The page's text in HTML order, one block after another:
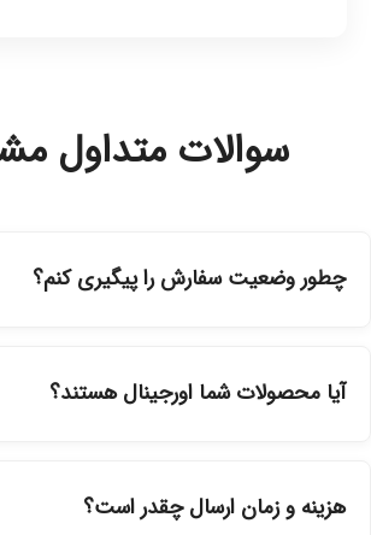
سوالات متداول
چطور وضعیت سفارش را پیگیری کنم؟
سفارشات در سایت، وضعیت لحظه‌ای مرسوله
آیا محصولات شما اورجینال هستند؟
نمایندگی‌های معتبر تهیه شده و دارای بچ‌کد
هزینه و زمان ارسال چقدر است؟